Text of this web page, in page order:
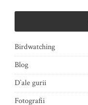
Birdwatching
Blog
D`ale gurii
Fotografii